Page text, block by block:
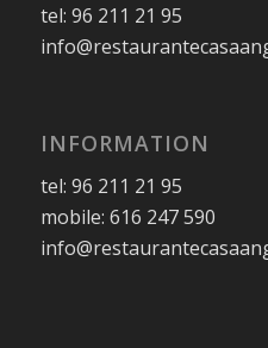
tel: 96 211 21 95
INFORMATION
tel: 96 211 21 95
mobile: 616 247 590